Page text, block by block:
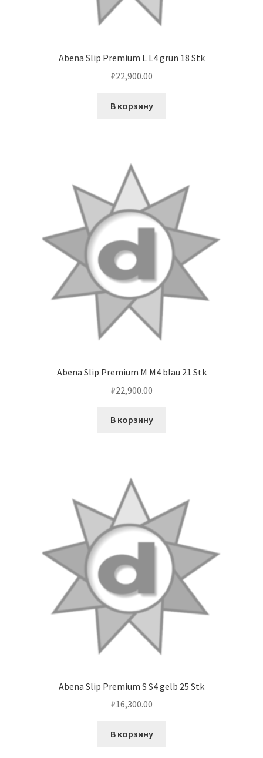
Abena Slip Premium L L4 grün 18 Stk
₽22,900.00
В корзину
Abena Slip Premium M M4 blau 21 Stk
₽22,900.00
В корзину
Abena Slip Premium S S4 gelb 25 Stk
₽16,300.00
В корзину